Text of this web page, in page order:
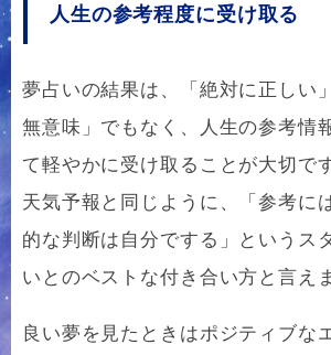
人生の参考程度に受け取る
夢占いの結果は、「絶対に正しい
無意味」でもなく、人生の参考情
て軽やかに受け取ることが大切です
天気予報と同じように、「参考に
的な判断は自分でする」というス
いとのベストな付き合い方と言え
良い夢を見たときはポジティブな